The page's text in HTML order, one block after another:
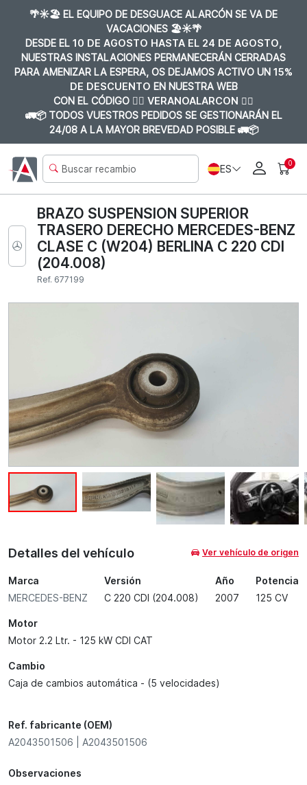
🌴☀️🏖️ EL EQUIPO DE DESGUACE ALARCÓN SE VA DE
VACACIONES 🏖️☀️🌴
DESDE EL 10 DE AGOSTO HASTA EL 24 DE AGOSTO,
NUESTRAS INSTALACIONES PERMANECERÁN CERRADAS
PARA AMENIZAR LA ESPERA, OS DEJAMOS ACTIVO UN 15%
DE DESCUENTO EN NUESTRA WEB
CON EL CÓDIGO 👉🏼 VERANOALARCON 👈🏼
🚛📦 TODOS VUESTROS PEDIDOS SE GESTIONARÁN EL
24/08 A LA MAYOR BREVEDAD POSIBLE 🚛📦
ES 0
BRAZO SUSPENSION SUPERIOR
TRASERO DERECHO MERCEDES-BENZ
CLASE C (W204) BERLINA C 220 CDI
(204.008)
Ref. 677199
Detalles del vehículo Ver vehículo de origen
Marca
MERCEDES-BENZ
Versión
C 220 CDI (204.008)
Año
2007
Potencia
125 CV
Motor
Motor 2.2 Ltr. - 125 kW CDI CAT
Cambio
Caja de cambios automática - (5 velocidades)
Ref. fabricante (OEM)
A2043501506 | A2043501506
Observaciones